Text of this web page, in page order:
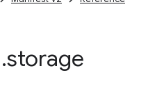
.storage